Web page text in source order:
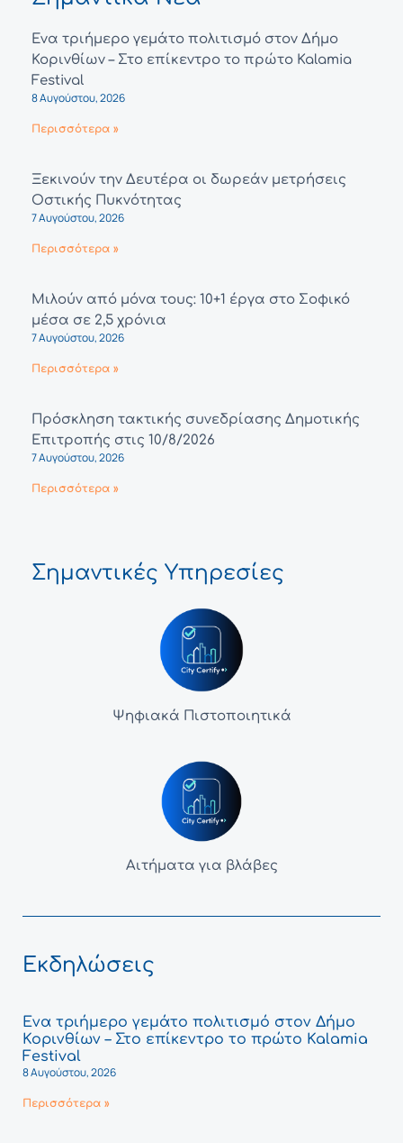
Ένα τριήμερο γεμάτο πολιτισμό στον Δήμο
Κορινθίων – Στο επίκεντρο το πρώτο Kalamia
Festival
8 Αυγούστου, 2026
Περισσότερα »
Ξεκινούν την Δευτέρα οι δωρεάν μετρήσεις
Οστικής Πυκνότητας
7 Αυγούστου, 2026
Περισσότερα »
Μιλούν από μόνα τους: 10+1 έργα στο Σοφικό
μέσα σε 2,5 χρόνια
7 Αυγούστου, 2026
Περισσότερα »
Πρόσκληση τακτικής συνεδρίασης Δημοτικής
Επιτροπής στις 10/8/2026
7 Αυγούστου, 2026
Περισσότερα »
Σημαντικές Υπηρεσίες
Ψηφιακά Πιστοποιητικά
Αιτήματα για βλάβες
Εκδηλώσεις
Ένα τριήμερο γεμάτο πολιτισμό στον Δήμο
Κορινθίων – Στο επίκεντρο το πρώτο Kalamia
Festival
8 Αυγούστου, 2026
Περισσότερα »